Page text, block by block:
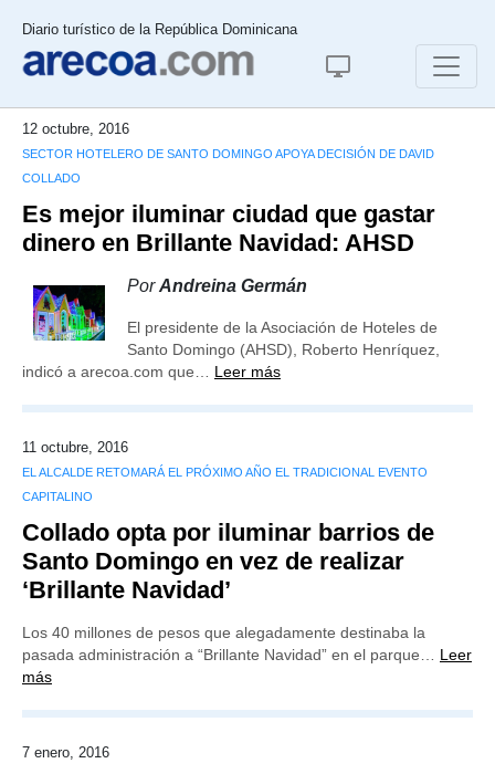
Diario turístico de la República Dominicana
12 octubre, 2016
SECTOR HOTELERO DE SANTO DOMINGO APOYA DECISIÓN DE DAVID
COLLADO
Es mejor iluminar ciudad que gastar
dinero en Brillante Navidad: AHSD
PorAndreina Germán
El presidente de la Asociación de Hoteles de
Santo Domingo (AHSD), Roberto Henríquez,
indicó a arecoa.com que… Leer más
11 octubre, 2016
EL ALCALDE RETOMARÁ EL PRÓXIMO AÑO EL TRADICIONAL EVENTO
CAPITALINO
Collado opta por iluminar barrios de
Santo Domingo en vez de realizar
‘Brillante Navidad’
Los 40 millones de pesos que alegadamente destinaba la
pasada administración a “Brillante Navidad” en el parque… Leer
más
7 enero, 2016